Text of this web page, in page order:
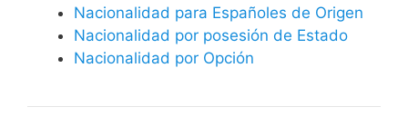
Nacionalidad para Españoles de Origen
Nacionalidad por posesión de Estado
Nacionalidad por Opción